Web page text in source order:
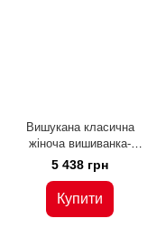
Вишукана класична
жіноча вишиванка-
сорочка ТІНЬ СОНЦЯ
(УМД-0009), 44
5 438 грн
Купити